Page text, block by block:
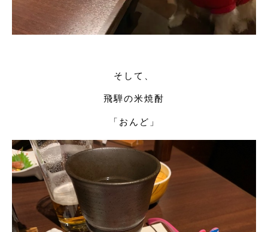
そして、
飛騨の米焼酎
「おんど」